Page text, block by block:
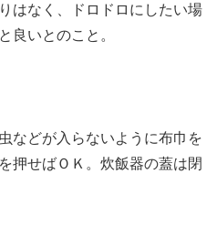
はなく、ドロドロにしたい場
良いとのこと。
などが入らないように布巾を
押せばＯＫ。炊飯器の蓋は閉